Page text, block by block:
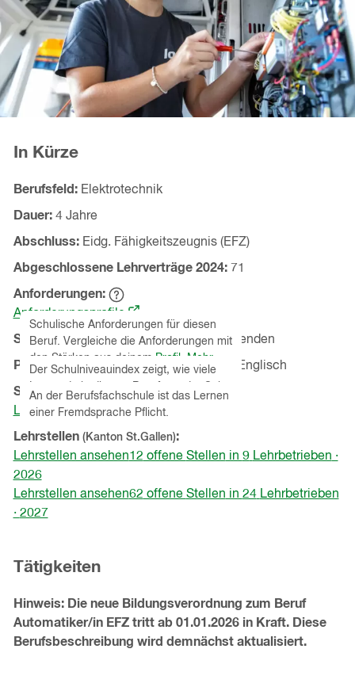
In Kürze
Berufsfeld
Elektrotechnik
Dauer 4 Jahre
Abschluss
Eidg. Fähigkeitszeugnis (EFZ)
Abgeschlossene Lehrverträge 2024
71
Anforderungen
Hinweistext
einblenden
Schulische Anforderungen für diesen
Beruf. Vergleiche die Anforderungen mit
den Stärken aus deinem Profil.
Mehr
Informationen zu Eignungstests.
Anforderungsprofile (öffnet
in
einem
neuen
Fenster)
Schulniveauindex
Hinweistext
einblenden
Der Schulniveauindex zeigt, wie viele
79% von81Lernenden
Pflichtfremdsprache
Hinweistext
einblenden
An der Berufsfachschule ist das Lernen
einer Fremdsprache Pflicht.
Technisches Englisch
Schnupperlehren(KantonSt.Gallen)
Lehrbetriebe ansehen
Lehrstellen (Kanton St.Gallen)
Lehrstellen ansehen12 offene Stellen in 9 Lehrbetrieben ·
2026
Lehrstellen ansehen62 offene Stellen in 24 Lehrbetrieben
· 2027
Tätigkeiten
Hinweis: Die neue Bildungsverordnung zum Beruf
Automatiker/in EFZ tritt ab 01.01.2026 in Kraft. Diese
Berufsbeschreibung wird demnächst aktualisiert.